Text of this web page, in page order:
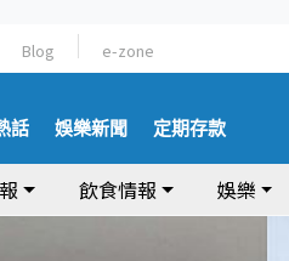
Blog e-zone
話 娛樂新聞 定期存款
飲食情報 娛樂